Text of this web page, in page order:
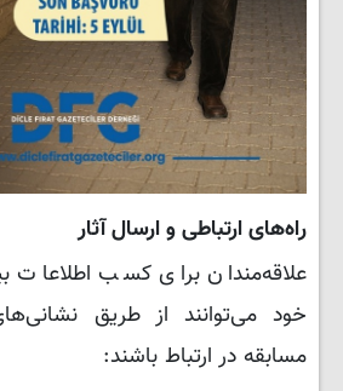
راه‌های ارتباطی و ارسال آثار
علاقه‌مندان برای کسب اطلاعات
خود می‌توانند از طریق
مسابقه در ارتباط باشند: